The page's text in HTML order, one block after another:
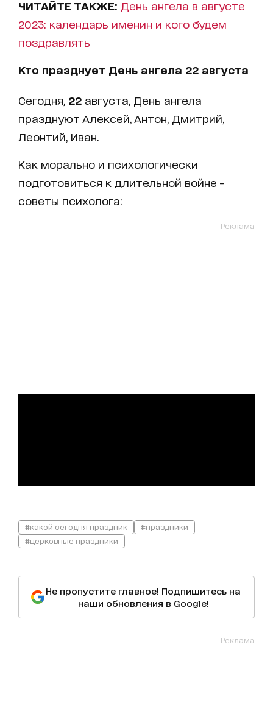
ЧИТАЙТЕ ТАКЖЕ: День ангела в августе
2023: календарь именин и кого будем
поздравлять
Кто празднует День ангела 22 августа
Сегодня, 22 августа, День ангела
празднуют Алексей, Антон, Дмитрий,
Леонтий, Иван.
Как морально и психологически
подготовиться к длительной войне -
советы психолога:
Реклама
#какой сегодня праздник
#праздники
#церковные праздники
Не пропустите главное! Подпишитесь на
наши обновления в Google!
Реклама